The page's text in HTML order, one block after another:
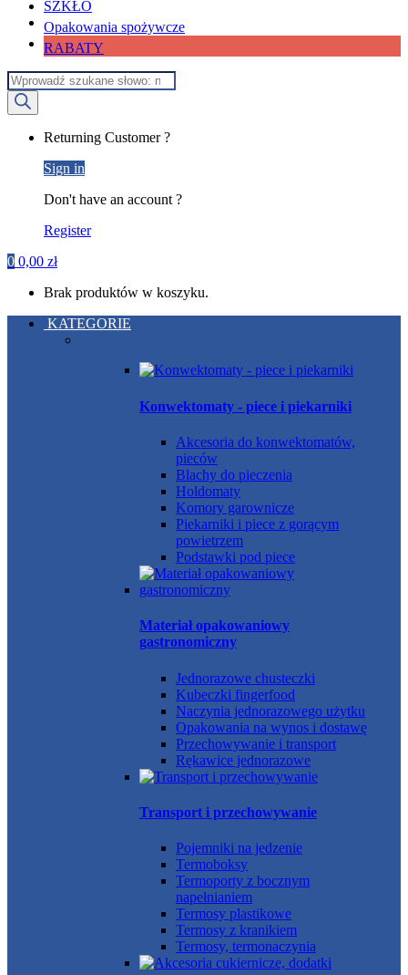
SZKŁO
Opakowania spożywcze
RABATY
Wyszukiwarka
produktów
Returning Customer ?
Sign in
Don't have an account ?
Register
0 0,00 zł
Brak produktów w koszyku.
KATEGORIE
Konwektomaty - piece i piekarniki
Akcesoria do konwektomatów,
pieców
Blachy do pieczenia
Holdomaty
Komory garownicze
Piekarniki i piece z gorącym
powietrzem
Podstawki pod piece
Materiał opakowaniowy
gastronomiczny
Jednorazowe chusteczki
Kubeczki fingerfood
Naczynia jednorazowego użytku
Opakowania na wynos i dostawę
Przechowywanie i transport
Rękawice jednorazowe
Transport i przechowywanie
Pojemniki na jedzenie
Termoboksy
Termoporty z bocznym
napełnianiem
Termosy plastikowe
Termosy z kranikiem
Termosy, termonaczynia